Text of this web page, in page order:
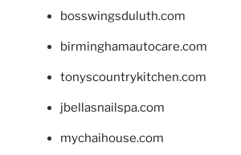
bosswingsduluth.com
birminghamautocare.com
tonyscountrykitchen.com
jbellasnailspa.com
mychaihouse.com